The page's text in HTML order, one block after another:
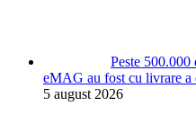
Peste 500.000
eMAG au fost cu livrare a
5 august 2026